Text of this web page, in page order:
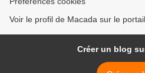
Voir le profil de Macada sur le
Créer un blog